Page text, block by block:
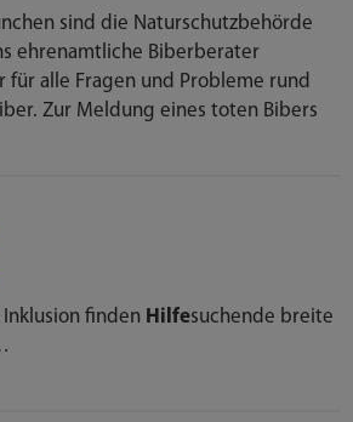
sind die Naturschutzbehörde
ehrenamtliche Biberberater
für alle Fragen und Probleme rund
Zur Meldung eines toten Bibers
finden Hilfesuchende breite